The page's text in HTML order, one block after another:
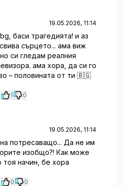
19.05.2026, 11:14
баси трагедията! и аз
сърцето... ама виж
си гледам реалния
ама хора, да си го
– половината от ти 🇧🇬
1 0
19.05.2026, 11:14
потресаващо... Да не им
изобщо?! Как може
тоя начин, бе хора
0 0